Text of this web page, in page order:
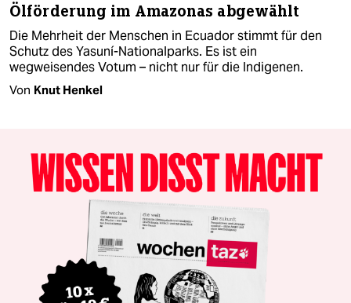
Ölförderung im Amazonas abgewählt
Die Mehrheit der Menschen in Ecuador stimmt für den
Schutz des Yasuní-Nationalparks. Es ist ein
wegweisendes Votum – nicht nur für die Indigenen.
Von Knut Henkel